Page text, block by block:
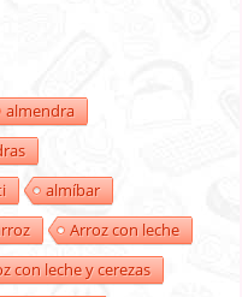
almendra
almíbar
Arroz con leche
con leche y cerezas